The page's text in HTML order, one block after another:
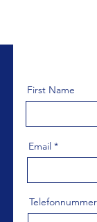
First Name
Email
Telefonnummer